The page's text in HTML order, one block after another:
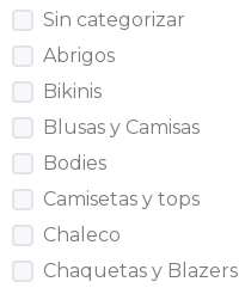
Sin categorizar
Abrigos
Bikinis
Blusas y Camisas
Bodies
Camisetas y tops
Chaleco
Chaquetas y Blazers